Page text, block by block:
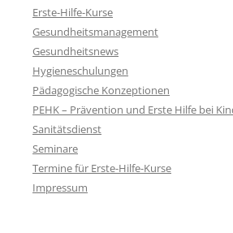
Erste-Hilfe-Kurse
Gesundheitsmanagement
Gesundheitsnews
Hygieneschulungen
Pädagogische Konzeptionen
PEHK – Prävention und Erste Hilfe bei
Sanitätsdienst
Seminare
Termine für Erste-Hilfe-Kurse
Impressum